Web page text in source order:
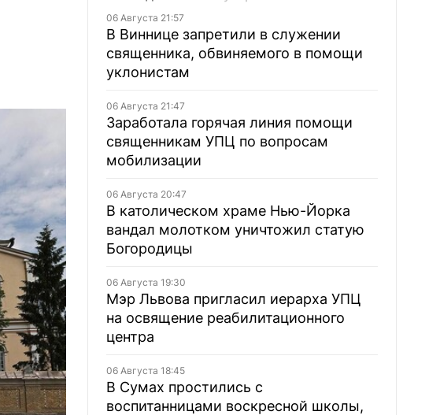
06 Августа 21:57
В Виннице запретили в служении
священника, обвиняемого в помощи
уклонистам
06 Августа 21:47
Заработала горячая линия помощи
священникам УПЦ по вопросам
мобилизации
06 Августа 20:47
В католическом храме Нью-Йорка
вандал молотком уничтожил статую
Богородицы
06 Августа 19:30
Мэр Львова пригласил иерарха УПЦ
на освящение реабилитационного
центра
06 Августа 18:45
В Сумах простились с
воспитанницами воскресной школы,